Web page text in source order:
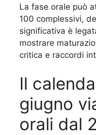
La fase orale può
100 complessivi,
significativa è
mostrare
critica e raccordi
Il
giugno
orali dal